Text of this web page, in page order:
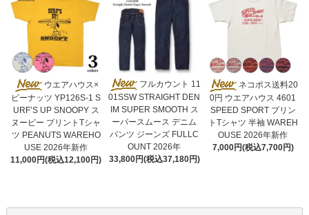
ウエアハウス×
ピーナッツ YP126S-1 S
URF’S UP SNOOPY ス
ヌーピー プリントTシャ
ツ PEANUTS WAREHO
USE 2026年新作
11,000円(税込12,100円)
フルカウント 11
01SSW STRAIGHT DEN
IM SUPER SMOOTH ス
ーパースムース デニム
パンツ ジーンズ FULLC
OUNT 2026年
33,800円(税込37,180円)
ネコポス送料20
0円 ウエアハウス 4601
SPEED SPORT プリン
トTシャツ 半袖 WAREH
OUSE 2026年新作
7,000円(税込7,700円)